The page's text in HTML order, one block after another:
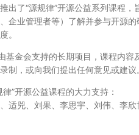
出了“源规律”开源公益系列课程
企业管理者等）了解并参与开源
。
基金会支持的长期项目，课程内
制，或向我们提出任何意见或建议
”开源公益课程的大力支持：
适兕、刘果、李思宇、刘伟、李